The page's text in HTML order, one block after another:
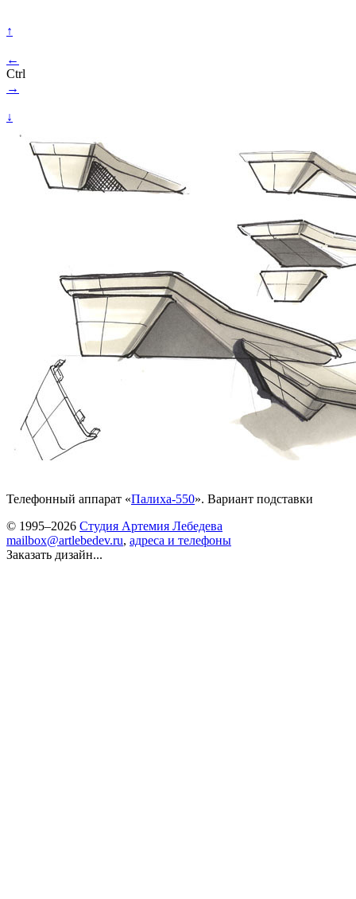
↑
←
Ctrl
→
↓
Телефонный аппарат «Палиха-550». Вариант подставки
© 1995–2026 Студия Артемия Лебедева
mailbox@artlebedev.ru, адреса и телефоны
Заказать дизайн...